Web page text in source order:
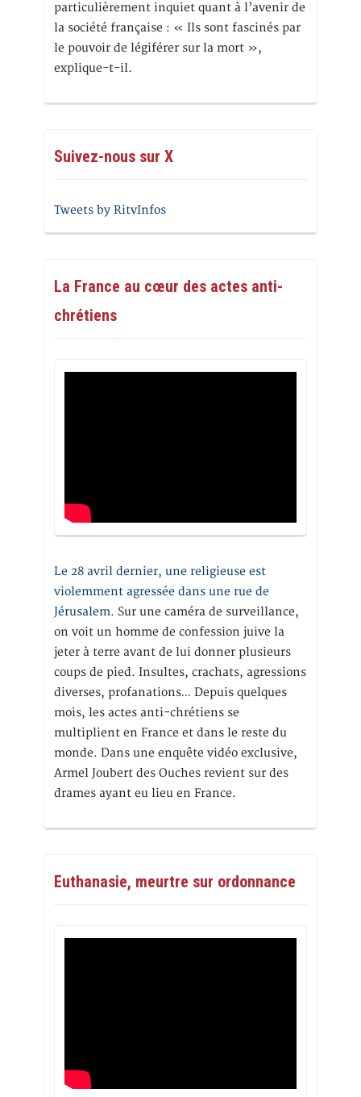
particulièrement inquiet quant à l’avenir de
la société française : « Ils sont fascinés par
le pouvoir de légiférer sur la mort »,
explique-t-il.
Suivez-nous sur X
Tweets by RitvInfos
La France au cœur des actes anti-
chrétiens
Le 28 avril dernier, une religieuse est
violemment agressée dans une rue de
Jérusalem. Sur une caméra de surveillance,
on voit un homme de confession juive la
jeter à terre avant de lui donner plusieurs
coups de pied. Insultes, crachats, agressions
diverses, profanations… Depuis quelques
mois, les actes anti-chrétiens se
multiplient en France et dans le reste du
monde. Dans une enquête vidéo exclusive,
Armel Joubert des Ouches revient sur des
drames ayant eu lieu en France.
Euthanasie, meurtre sur ordonnance